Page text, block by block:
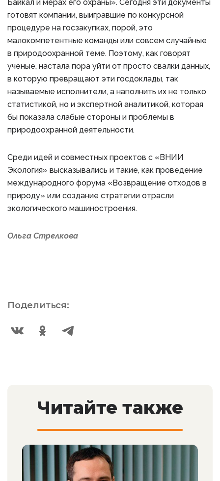
Байкал и мерах его охраны». Сегодня эти документы
готовят компании, выигравшие по конкурсной
процедуре на госзакупках, порой, это
малокомпетентные команды или совсем случайные
в природоохранной теме. Поэтому, как говорят
ученые, настала пора уйти от просто свалки данных,
в которую превращают эти госдоклады, так
называемые исполнители, а наполнить их не только
статистикой, но и экспертной аналитикой, которая
бы показала слабые стороны и проблемы в
природоохранной деятельности.
Среди идей и совместных проектов с «ВНИИ
Экология» высказывались и такие, как проведение
международного форума «Возвращение отходов в
природу» или создание стратегии отрасли
экологического машиностроения.
Ольга Стрелкова
Поделиться:
Читайте также